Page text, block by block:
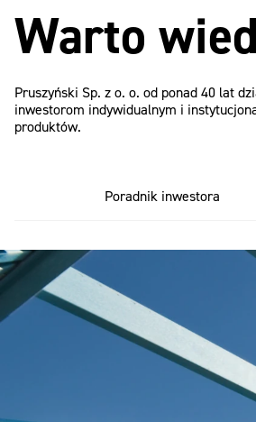
Warto
Pruszyński Sp. z o. o. od ponad 40 lat
inwestorom indywidualnym i
produktów.
Poradnik inwestora